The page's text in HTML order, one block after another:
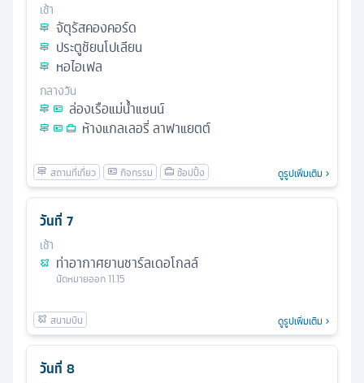
เช้า
จัตุรัสคองคอร์ด
ประตูชัยนโปเลียน
หอไอเฟล
กลางวัน
ล่องเรือแม่น้ำแซนน์
ห้างแกลเลอรี่ ลาฟาแยตต์
ดูรูปเพิ่มเติม
วันที่ 7
เช้า
ท่าอากาศยานชาร์ลเดอโกลล์
นัดหมายออก11.15
ดูรูปเพิ่มเติม
วันที่ 8